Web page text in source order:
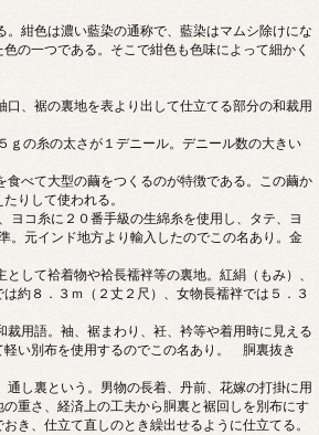
紺色は濃い藍染の通称で、藍染はマムシ除けにな
の一つである。そこで紺色も色味によって細かく
、裾の裏地を表より出して仕立てる部分の和裁用
の糸の太さが１デニール。デニール数の大きい
べて大型の繭をつくるのが特徴である。この繭か
りして使われる。
コ糸に２０番手級の生綿糸を使用し、タテ、ヨ
。元インド地方より輸入したのでこの名あり。金
して袷着物や袷長襦袢等の裏地。紅絹（もみ）、
約８．３ｍ（２丈２尺）、女物長襦袢では５．３
用語。袖、裾まわり、衽、衿等や着用時に見える
い別布を使用するのでこの名あり。 胴裏抜き
し裏という。男物の長着、丹前、花嫁の打掛に用
重さ、経済上の工夫から胴裏と裾回しを別布にす
き、仕立て直しのとき繰出せるように仕立てる。